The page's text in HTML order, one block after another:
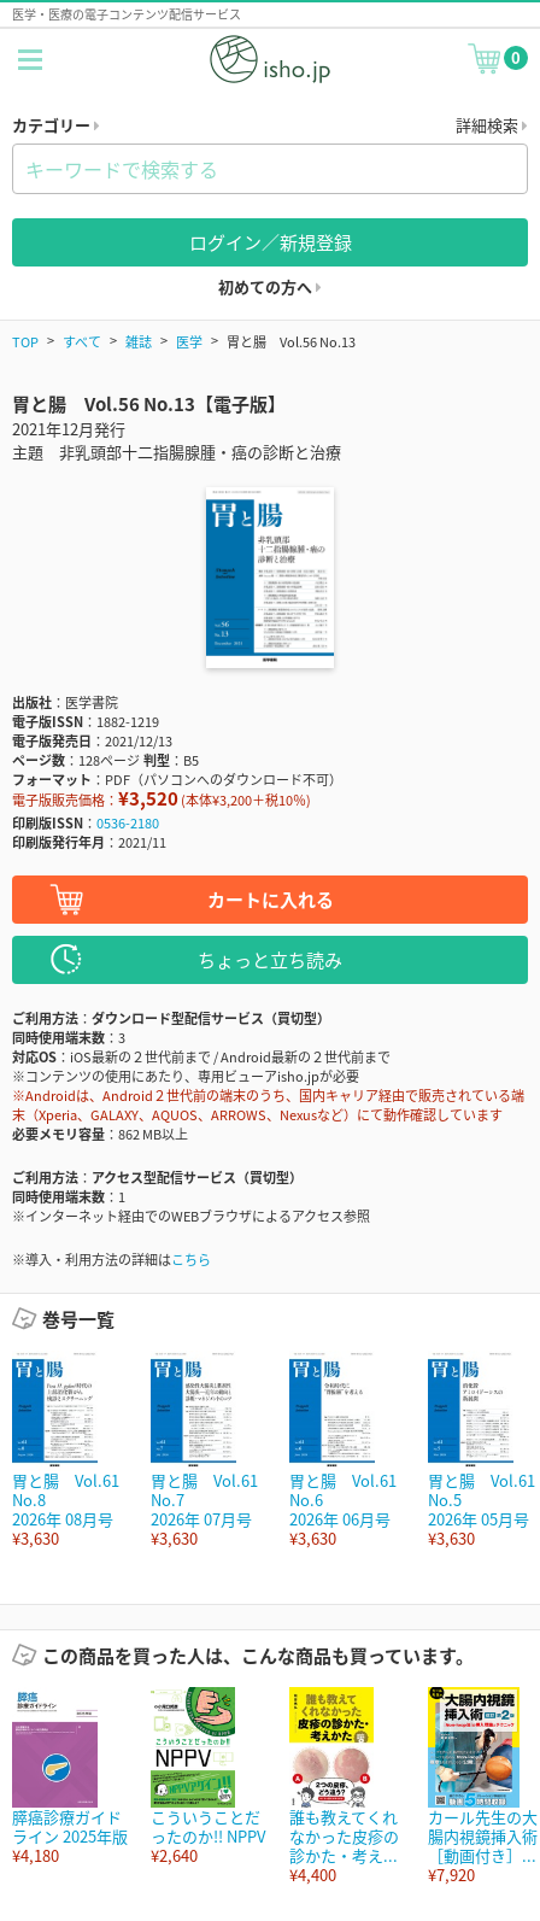
医学・医療の電子コンテンツ配信サービス
0
カテゴリー 詳細検索
ログイン／新規登録
初めての方へ
TOP すべて 雑誌 医学 胃と腸 Vol.56 No.13
胃と腸 Vol.56 No.13【電子版】
2021年12月発行
主題 非乳頭部十二指腸腺腫・癌の診断と治療
出版社
医学書院
電子版ISSN
1882-1219
電子版発売日
2021/12/13
ページ数
128ページ判型
B5
フォーマット
PDF（パソコンへのダウンロード不可）
電子版販売価格： ¥3,520(本体¥3,200＋税10％)
印刷版ISSN
0536-2180
印刷版発行年月
2021/11
カートに入れる
ちょっと立ち読み
ご利用方法
ダウンロード型配信サービス（買切型）
同時使用端末数
3
対応OS
iOS最新の２世代前まで / Android最新の２世代前まで
※コンテンツの使用にあたり、専用ビューアisho.jpが必要
※Androidは、Android２世代前の端末のうち、国内キャリア経由で販売されている端
末（Xperia、GALAXY、AQUOS、ARROWS、Nexusなど）にて動作確認しています
必要メモリ容量
862 MB以上
ご利用方法
アクセス型配信サービス（買切型）
同時使用端末数
1
※インターネット経由でのWEBブラウザによるアクセス参照
※導入・利用方法の詳細はこちら
巻号一覧
胃と腸 Vol.61
No.8
2026年 08月号
¥3,630
胃と腸 Vol.61
No.7
2026年 07月号
¥3,630
胃と腸 Vol.61
No.6
2026年 06月号
¥3,630
胃と腸 Vol.61
No.5
2026年 05月号
¥3,630
この商品を買った人は、こんな商品も買っています。
膵癌診療ガイド
ライン 2025年版
¥4,180
こういうことだ
ったのか!! NPPV
¥2,640
誰も教えてくれ
なかった皮疹の
診かた・考え...
¥4,400
カール先生の大
腸内視鏡挿入術
［動画付き］...
¥7,920